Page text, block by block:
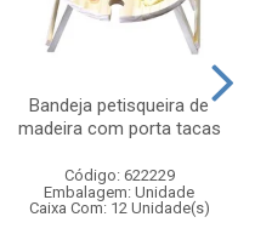
Bandeja petisqueira de
madeira com porta tacas
Código: 622229
Embalagem: Unidade
Caixa Com: 12 Unidade(s)